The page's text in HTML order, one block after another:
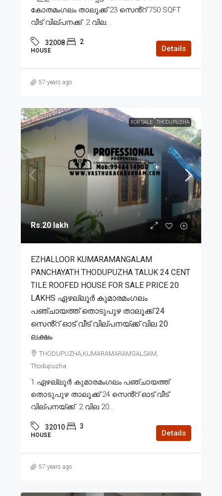
കോതമംഗലം താലൂക്ക് 23 സെൻ്റ് 750 SQFT
വീട് വില്പനക്ക്. 2.വില...
32008 2
HOUSE Details
57 years ago
FOR SALE THODUPUZHA
Rs.20 lakh
EZHALLOOR KUMARAMANGALAM
PANCHAYATH THODUPUZHA TALUK 24 CENT
TILE ROOFED HOUSE FOR SALE PRICE 20
LAKHS ഏഴല്ലൂർ കുമാരമംഗലം
പഞ്ചായത്ത് തൊടുപുഴ താലൂക്ക് 24
സെൻ്റ് ഓട് വീട് വില്പനയ്ക്ക് വില 20
ലക്ഷം
THODUPUZHA,KUMARAMARAMGALSAM,
Thodupuzha
1.ഏഴല്ലൂർ കുമാരമംഗലം പഞ്ചായത്ത്
തൊടുപുഴ താലൂക്ക് 24 സെൻ്റ് ഓട് വീട്
വില്പനയ്ക്ക്. 2.വില 20...
32010 3
HOUSE Details
57 years ago